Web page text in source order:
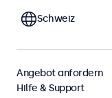
Filtern (0)
VESA 75 x 75 24 Zoll
Schweiz
Angebot anfordern
Hilfe & Support